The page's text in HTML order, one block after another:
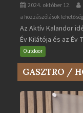
2024. október 12.
Az
Év
Kilátója
és
az
Év
bejegyzéshez
a hozzászólások
Az Aktív Kalandor
Év Kilátója és az Év
Outdoor
GASZTRO /